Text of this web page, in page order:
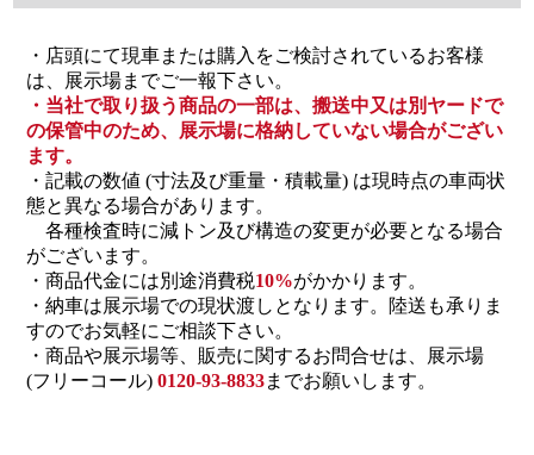
・店頭にて現車または購入をご検討されているお客様
は、展示場までご一報下さい。
・当社で取り扱う商品の一部は、搬送中又は別ヤードで
の保管中のため、展示場に格納していない場合がござい
ます。
・記載の数値 (寸法及び重量・積載量) は現時点の車両状
態と異なる場合があります。
各種検査時に減トン及び構造の変更が必要となる場合
がございます。
・商品代金には別途消費税10%がかかります。
・納車は展示場での現状渡しとなります。陸送も承りま
すのでお気軽にご相談下さい。
・商品や展示場等、販売に関するお問合せは、展示場
(フリーコール) 0120-93-8833までお願いします。